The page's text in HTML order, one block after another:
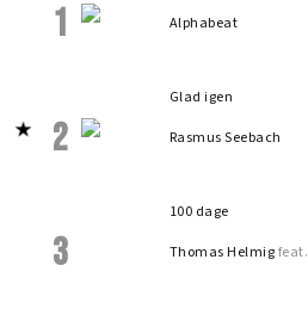
1
Alphabeat
2
Glad igen
Rasmus Seebach
3
100 dage
Thomas Helmigfeat.